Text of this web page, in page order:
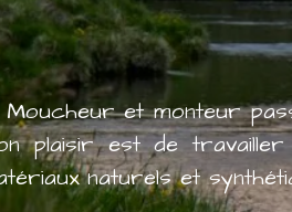
et monteur
plaisir est de travailler
naturels et